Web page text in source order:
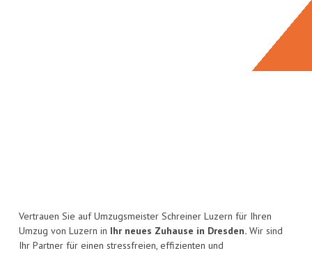
Vertrauen Sie auf Umzugsmeister Schreiner Luzern für Ihren
Umzug von Luzern in Ihr neues Zuhause in Dresden. Wir sind
Ihr Partner für einen stressfreien, effizienten und